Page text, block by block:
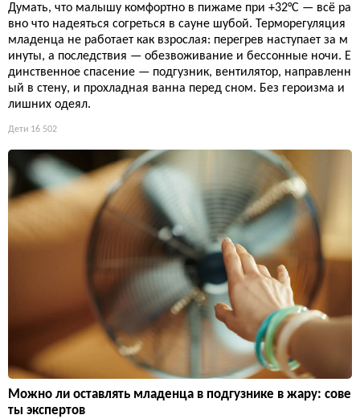
Думать, что малышу комфортно в пижаме при +32°C — всё ра
вно что надеяться согреться в сауне шубой. Терморегуляция
младенца не работает как взрослая: перегрев наступает за м
инуты, а последствия — обезвоживание и бессонные ночи. Е
динственное спасение — подгузник, вентилятор, направленн
ый в стену, и прохладная ванна перед сном. Без героизма и
лишних одеял.
Дети 16 502
Можно ли оставлять младенца в подгузнике в жару: сове
ты экспертов